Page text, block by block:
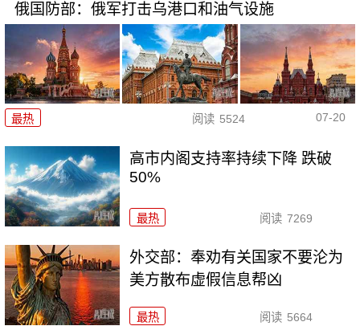
俄国防部：俄军打击乌港口和油气设施
最热 阅读 5524 07-20
高市内阁支持率持续下降 跌破
50%
最热 阅读 7269
外交部：奉劝有关国家不要沦为
美方散布虚假信息帮凶
最热 阅读 5664